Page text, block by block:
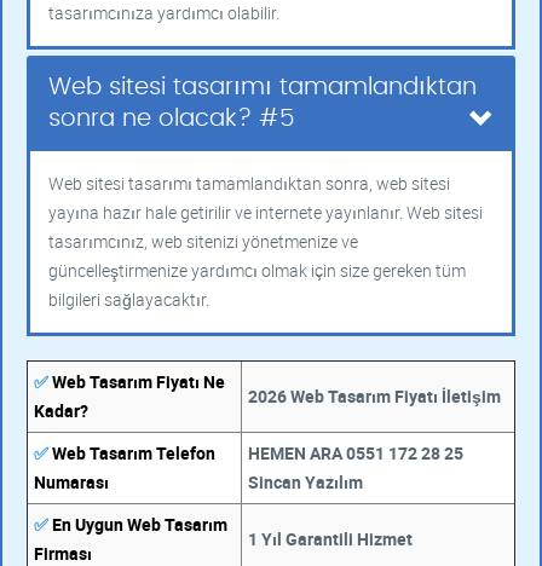
tasarımcınıza yardımcı olabilir.
Web sitesi tasarımı tamamlandıktan
sonra ne olacak? #5
Web sitesi tasarımı tamamlandıktan sonra, web sitesi
yayına hazır hale getirilir ve internete yayınlanır. Web sitesi
tasarımcınız, web sitenizi yönetmenize ve
güncelleştirmenize yardımcı olmak için size gereken tüm
bilgileri sağlayacaktır.
✅Web Tasarım Fiyatı Ne
Kadar?
2026 Web Tasarım Fiyatı İletişim
✅Web Tasarım Telefon
Numarası
HEMEN ARA 0551 172 28 25
Sincan Yazılım
✅En Uygun Web Tasarım
Firması
1 Yıl Garantili Hizmet